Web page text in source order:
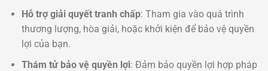
Hỗ trợ giải quyết tranh chấp: Tham gia vào quá trình
thương lượng, hòa giải, hoặc khởi kiện để bảo vệ quyền
lợi của bạn.
Thám tử bảo vệ quyền lợi: Đảm bảo quyền lợi hợp pháp